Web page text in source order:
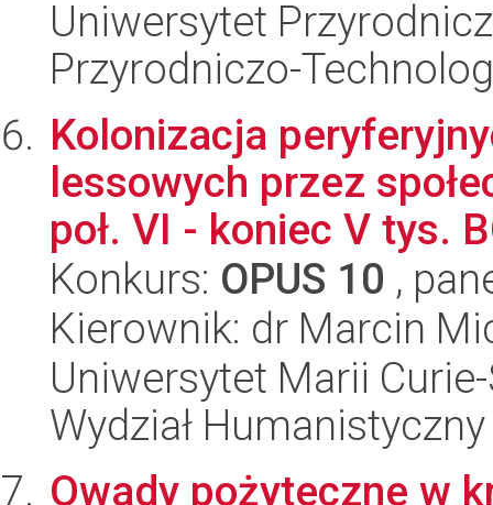
Uniwersytet
Przyrodniczo-
Kolonizacja
lessowych przez
poł. VI - koniec V tys.
Konkurs: OPUS 10 ,
Kierownik: dr Marcin
Uniwersytet Marii
Wydział Humanistyczny
Owady pożyteczne w